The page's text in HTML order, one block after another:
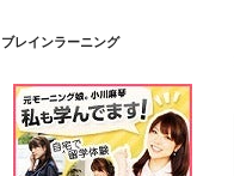
ブレインラーニング